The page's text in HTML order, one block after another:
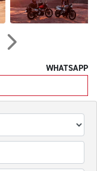
Próximo
WHATSAPP